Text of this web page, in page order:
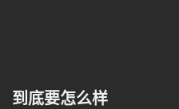
到底要怎么样